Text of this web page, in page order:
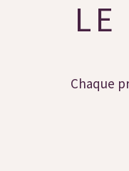
LE
Chaque